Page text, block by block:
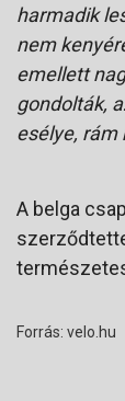
harmadik
nem
emellett
gondolták,
esélye, rám
A belga
Forrás: velo.hu